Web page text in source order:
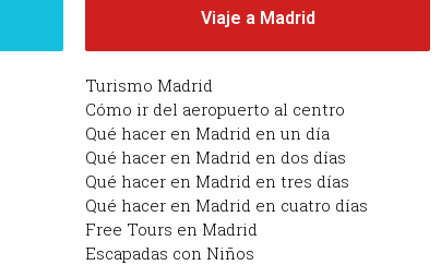
Viaje a Madrid
Turismo Madrid
Cómo ir del aeropuerto al centro
Qué hacer en Madrid en un día
Qué hacer en Madrid en dos días
Qué hacer en Madrid en tres días
Qué hacer en Madrid en cuatro días
Free Tours en Madrid
Escapadas con Niños